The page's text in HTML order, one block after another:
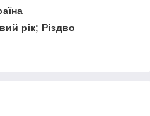
рік; Різдво